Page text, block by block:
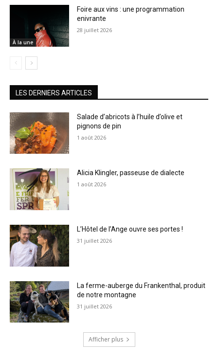
À la une
Foire aux vins : une programmation
enivrante
28 juillet 2026
LES DERNIERS ARTICLES
Salade d’abricots à l’huile d’olive et
pignons de pin
1 août 2026
Alicia Klingler, passeuse de dialecte
1 août 2026
L’Hôtel de l’Ange ouvre ses portes !
31 juillet 2026
La ferme-auberge du Frankenthal, produit
de notre montagne
31 juillet 2026
Afficher plus